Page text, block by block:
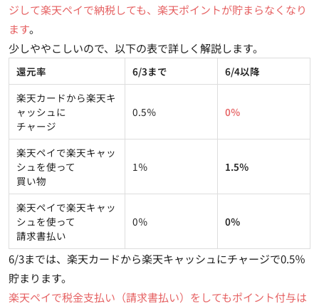
ジして楽天ペイで納税しても、楽天ポイントが貯まらなくなり
ます。
少しややこしいので、以下の表で詳しく解説します。
還元率 6/3まで
6/4以降
楽天カードから楽天キ
ャッシュに
チャージ
0.5％ 0％
楽天ペイで楽天キャッ
シュを使って
買い物
1％ 1.5％
楽天ペイで楽天キャッ
シュを使って
請求書払い
0％ 0％
6/3までは、楽天カードから楽天キャッシュにチャージで0.5％
貯まります。
楽天ペイで税金支払い（請求書払い）をしてもポイント付与は